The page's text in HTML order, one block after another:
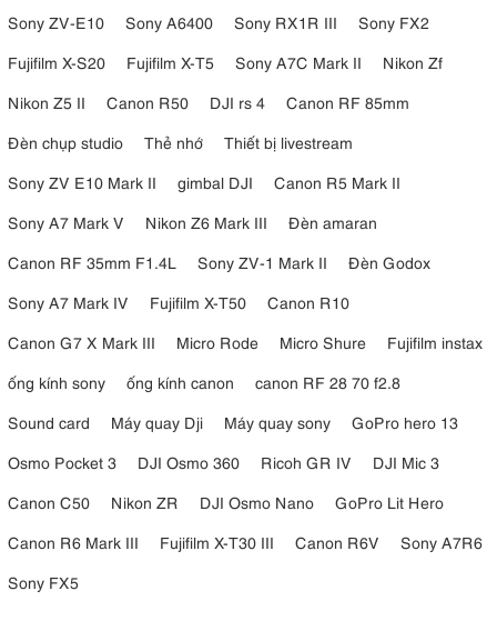
Sony ZV-E10
Sony A6400 Sony RX1R III
Sony FX2
Fujifilm X-S20
Fujifilm X-T5 Sony A7C Mark II
Nikon Zf
Nikon Z5 II
Canon R50 DJI rs 4
Canon RF 85mm
Đèn chụp studio
Thẻ nhớ
Thiết bị livestream
Sony ZV E10 Mark II
gimbal DJI
Canon R5 Mark II
Sony A7 Mark V
Nikon Z6 Mark III
Đèn amaran
Canon RF 35mm F1.4L
Sony ZV-1 Mark II
Đèn Godox
Sony A7 Mark IV
Fujifilm X-T50
Canon R10
Canon G7 X Mark III
Micro Rode Micro Shure
Fujifilm instax
ống kính sony
ống kính canon
canon RF 28 70 f2.8
Sound card
Máy quay Dji Máy quay sony
GoPro hero 13
Osmo Pocket 3
DJI Osmo 360 Ricoh GR IV
DJI Mic 3
Canon C50
Nikon ZR DJI Osmo Nano
GoPro Lit Hero
Canon R6 Mark III
Fujifilm X-T30 III Canon R6V
Sony A7R6
Sony FX5